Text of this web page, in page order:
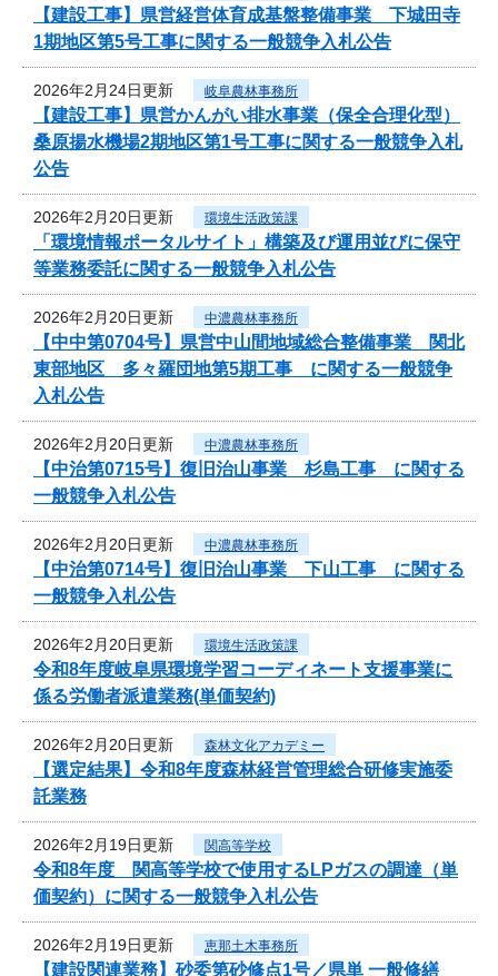
【建設工事】県営経営体育成基盤整備事業 下城田寺
1期地区第5号工事に関する一般競争入札公告
2026年2月24日更新 岐阜農林事務所
【建設工事】県営かんがい排水事業（保全合理化型）
桑原揚水機場2期地区第1号工事に関する一般競争入札
公告
2026年2月20日更新 環境生活政策課
「環境情報ポータルサイト」構築及び運用並びに保守
等業務委託に関する一般競争入札公告
2026年2月20日更新 中濃農林事務所
【中中第0704号】県営中山間地域総合整備事業 関北
東部地区 多々羅団地第5期工事 に関する一般競争
入札公告
2026年2月20日更新 中濃農林事務所
【中治第0715号】復旧治山事業 杉島工事 に関する
一般競争入札公告
2026年2月20日更新 中濃農林事務所
【中治第0714号】復旧治山事業 下山工事 に関する
一般競争入札公告
2026年2月20日更新 環境生活政策課
令和8年度岐阜県環境学習コーディネート支援事業に
係る労働者派遣業務(単価契約)
2026年2月20日更新 森林文化アカデミー
【選定結果】令和8年度森林経営管理総合研修実施委
託業務
2026年2月19日更新 関高等学校
令和8年度 関高等学校で使用するLPガスの調達（単
価契約）に関する一般競争入札公告
2026年2月19日更新 恵那土木事務所
【建設関連業務】砂委第砂修点1号／県単 一般修繕